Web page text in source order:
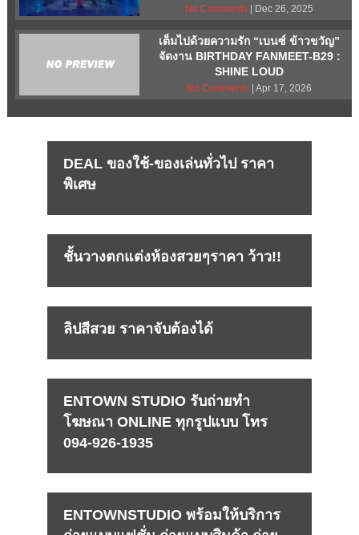
No Comments | Dec 26, 2025
เต็มไปด้วยความรัก “เบนซ์ ข้าวขวัญ”
จัดงาน BIRTHDAY FANMEET-B29 :
SHINE LOUD
No Comments | Apr 17, 2026
DEAL ของใช้-ของเล่นทั่วไป ราคา
พิเศษ
ชั้นวางตกแต่งห้องสวยๆราคา ว้าว!!
ลิปสีสวย ราคาจับต้องได้
ENTOWN STUDIO รับถ่ายทำ
โฆษณา ONLINE ทุกรูปแบบ โทร
094-926-1935
ENTOWNSTUDIO พร้อมให้บริการ